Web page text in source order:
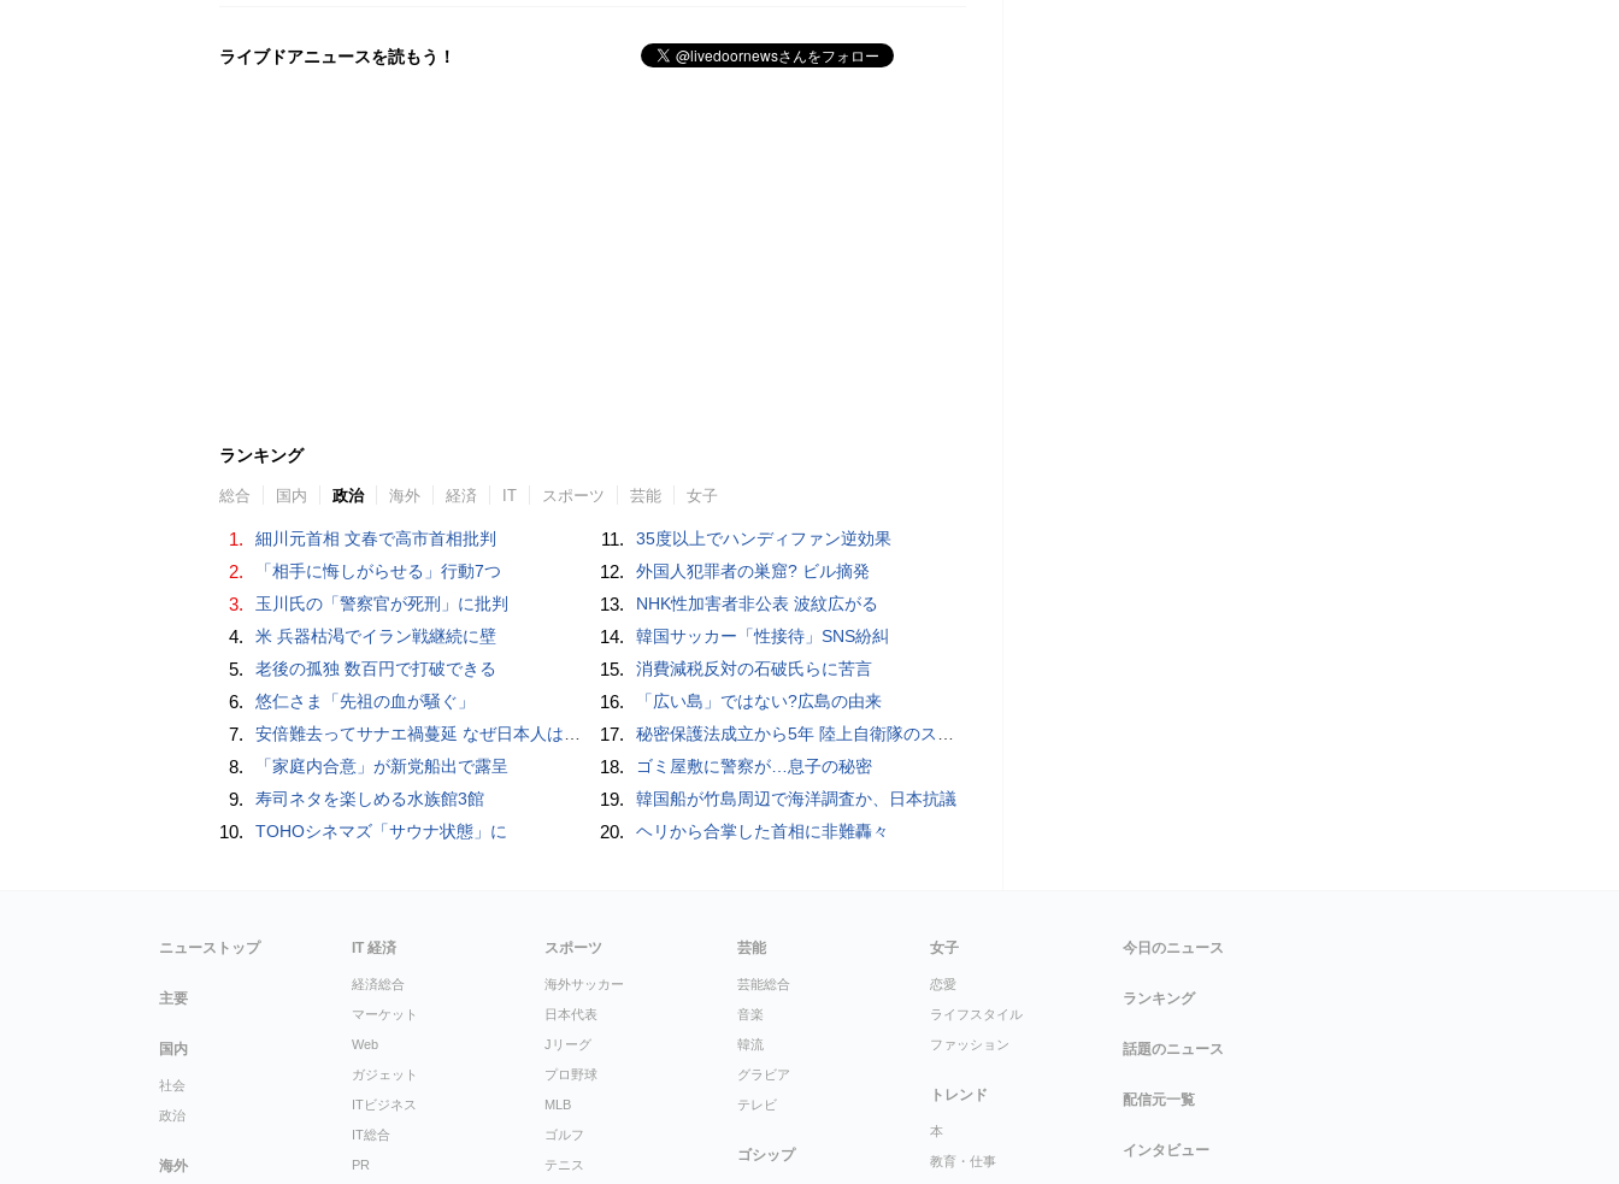
ライブドアニュースを読もう！
ランキング
総合 国内 政治 海外 経済 IT スポーツ 芸能 女子
1. 細川元首相 文春で高市首相批判
2. 「相手に悔しがらせる」行動7つ
3. 玉川氏の「警察官が死刑」に批判
4. 米 兵器枯渇でイラン戦継続に壁
5. 老後の孤独 数百円で打破できる
6. 悠仁さま「先祖の血が騒ぐ」
7. 安倍難去ってサナエ禍蔓延 なぜ日本人は妙ちくりんな女に騙されてしまったのか（適菜収）
8. 「家庭内合意」が新党船出で露呈
9. 寿司ネタを楽しめる水族館3館
10. TOHOシネマズ「サウナ状態」に
11. 35度以上でハンディファン逆効果
12. 外国人犯罪者の巣窟? ビル摘発
13. NHK性加害者非公表 波紋広がる
14. 韓国サッカー「性接待」SNS紛糾
15. 消費減税反対の石破氏らに苦言
16. 「広い島」ではない?広島の由来
17. 秘密保護法成立から5年 陸上自衛隊のスパイ組織「別班」暴いたベテラン記者が警鐘 - BLOGOS編集部
18. ゴミ屋敷に警察が…息子の秘密
19. 韓国船が竹島周辺で海洋調査か、日本抗議
20. ヘリから合掌した首相に非難轟々
ニューストップ
主要
国内
社会
政治
海外
IT 経済
経済総合
マーケット
Web
ガジェット
ITビジネス
IT総合
PR
スポーツ
海外サッカー
日本代表
Jリーグ
プロ野球
MLB
ゴルフ
テニス
芸能
芸能総合
音楽
韓流
グラビア
テレビ
ゴシップ
女子
恋愛
ライフスタイル
ファッション
トレンド
本
教育・仕事
今日のニュース
ランキング
話題のニュース
配信元一覧
インタビュー